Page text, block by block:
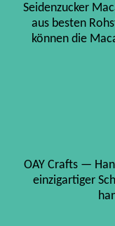
Seidenzucker
aus besten
können die
OAY Crafts —
einzigartiger